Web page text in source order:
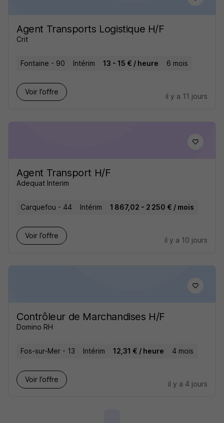
Agent Transports Logistique H/F
Crit
Fontaine - 90 Intérim 13 - 15 € / heure 6 mois
Voir l’offre
il y a 11 jours
Agent Transport H/F
Adequat Interim
Carquefou - 44 Intérim 1 867,02 - 2 250 € / mois
Voir l’offre
il y a 10 jours
Contrôleur de Marchandises H/F
Domino RH
Fos-sur-Mer - 13 Intérim 12,31 € / heure 4 mois
Voir l’offre
il y a 4 jours